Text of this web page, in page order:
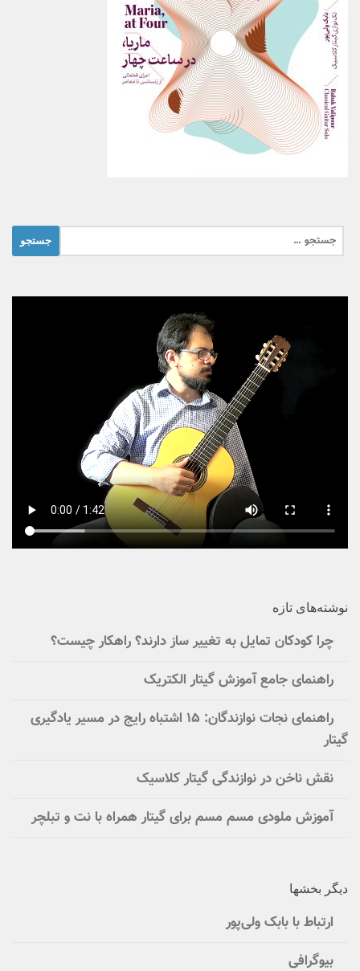
جستجو
برای:
نوشته‌های تازه
چرا کودکان تمایل به تغییر ساز دارند؟ راهکار چیست؟
راهنمای جامع آموزش گیتار الکتریک
راهنمای نجات نوازندگان: ۱۵ اشتباه رایج در مسیر یادگیری
گیتار
نقش ناخن در نوازندگی گیتار کلاسیک
آموزش ملودی مسم مسم برای گیتار همراه با نت و تبلچر
دیگر بخشها
ارتباط با بابک ولی‌پور
بیوگرافی